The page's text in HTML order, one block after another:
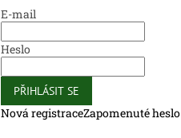
E-mail
Heslo
PŘIHLÁSIT SE
Nová registraceZapomenuté heslo